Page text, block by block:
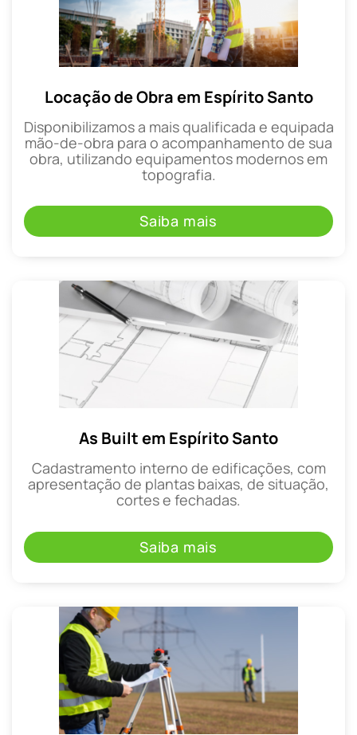
Locação de Obra em Espírito Santo
Disponibilizamos a mais qualificada e equipada
mão-de-obra para o acompanhamento de sua
obra, utilizando equipamentos modernos em
topografia.
Saiba mais
As Built em Espírito Santo
Cadastramento interno de edificações, com
apresentação de plantas baixas, de situação,
cortes e fechadas.
Saiba mais